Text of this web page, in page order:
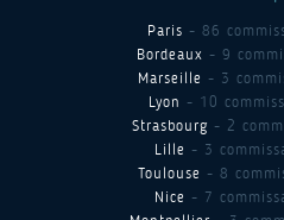
Paris - 86
Bordeaux - 9
Marseille - 3
Lyon - 10
Strasbourg - 2
Lille - 3
Toulouse - 8
Nice - 7